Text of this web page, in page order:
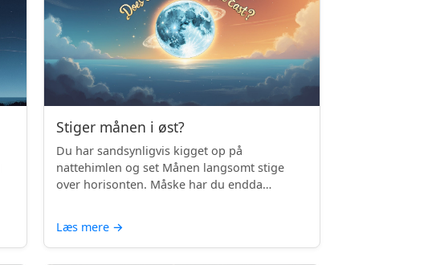
Stiger månen i øst?
Du har sandsynligvis kigget op på
nattehimlen og set Månen langsomt stige
over horisonten. Måske har du endda
Læs mere →